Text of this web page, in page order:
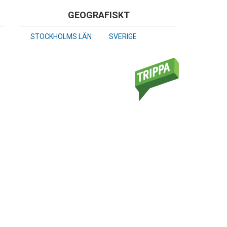
GEOGRAFISKT
STOCKHOLMS LÄN SVERIGE